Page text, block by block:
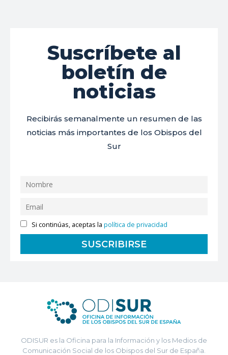
Suscríbete al
boletín de
noticias
Recibirás semanalmente un resumen de las
noticias más importantes de los Obispos del
Sur
Si continúas, aceptas lapolítica de privacidad
ODISUR es la Oficina para la Información y los Medios de
Comunicación Social de los Obispos del Sur de España.